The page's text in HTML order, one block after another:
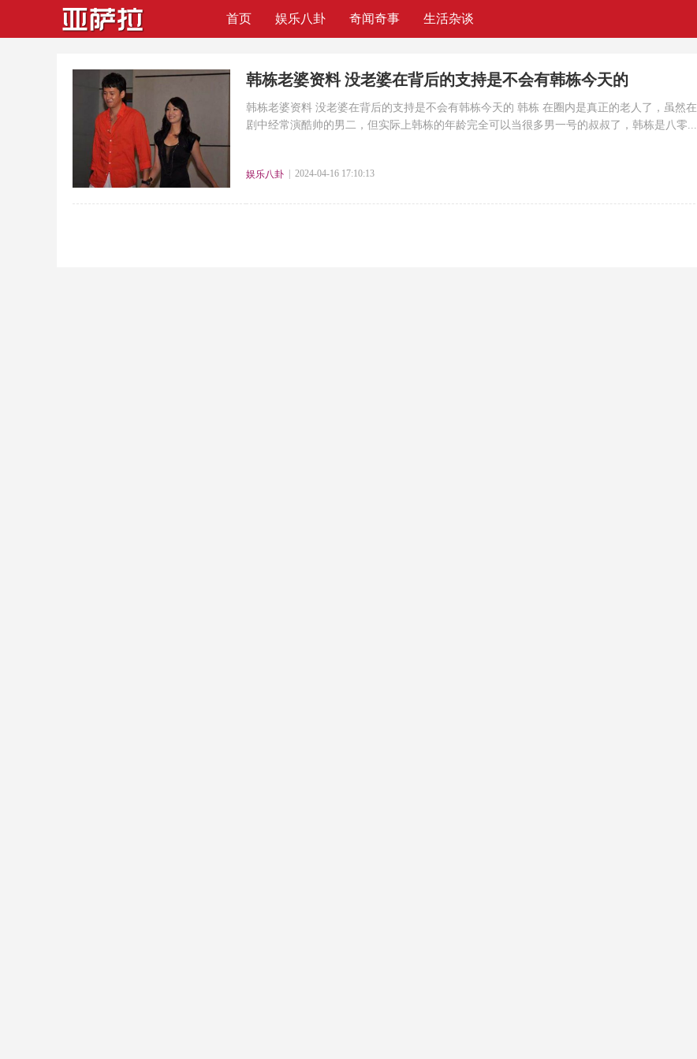
首页 娱乐八卦 奇闻奇事 生活杂谈
韩栋老婆资料 没老婆在背后的支持是不会有韩栋今天的
韩栋老婆资料 没老婆在背后的支持是不会有韩栋今天的 韩栋 在圈内是真正的老人了，虽然在
剧中经常演酷帅的男二，但实际上韩栋的年龄完全可以当很多男一号的叔叔了，韩栋是八零...
娱乐八卦 | 2024-04-16 17:10:13